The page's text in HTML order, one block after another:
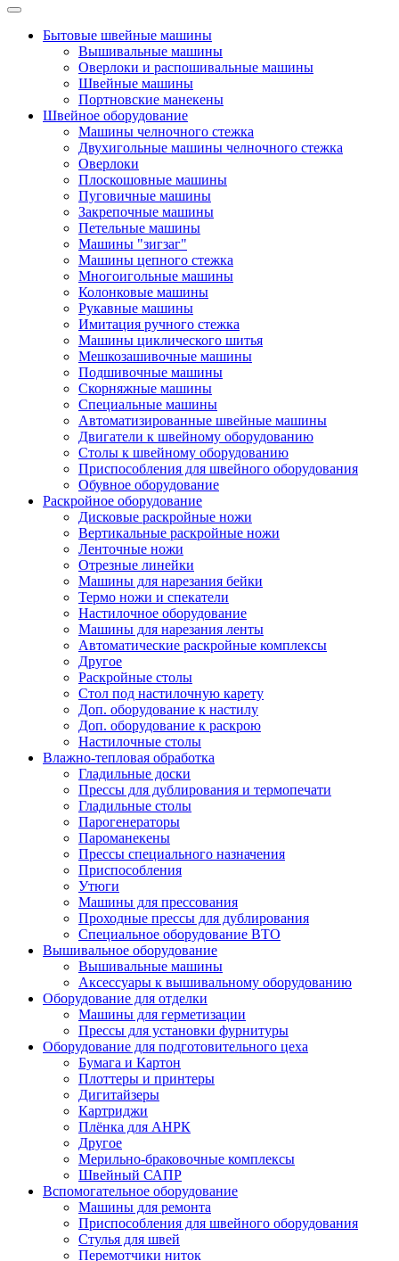
Бытовые швейные машины
Вышивальные машины
Оверлоки и распошивальные машины
Швейные машины
Портновские манекены
Швейное оборудование
Машины челночного стежка
Двухигольные машины челночного стежка
Оверлоки
Плоскошовные машины
Пуговичные машины
Закрепочные машины
Петельные машины
Машины "зигзаг"
Машины цепного стежка
Многоигольные машины
Колонковые машины
Рукавные машины
Имитация ручного стежка
Машины циклического шитья
Мешкозашивочные машины
Подшивочные машины
Скорняжные машины
Специальные машины
Автоматизированные швейные машины
Двигатели к швейному оборудованию
Столы к швейному оборудованию
Приспособления для швейного оборудования
Обувное оборудование
Раскройное оборудование
Дисковые раскройные ножи
Вертикальные раскройные ножи
Ленточные ножи
Отрезные линейки
Машины для нарезания бейки
Термо ножи и спекатели
Настилочное оборудование
Машины для нарезания ленты
Автоматические раскройные комплексы
Другое
Раскройные столы
Стол под настилочную карету
Доп. оборудование к настилу
Доп. оборудование к раскрою
Настилочные столы
Влажно-тепловая обработка
Гладильные доски
Прессы для дублирования и термопечати
Гладильные столы
Парогенераторы
Пароманекены
Прессы специального назначения
Приспособления
Утюги
Машины для прессования
Проходные прессы для дублирования
Специальное оборудование ВТО
Вышивальное оборудование
Вышивальные машины
Аксессуары к вышивальному оборудованию
Оборудование для отделки
Машины для герметизации
Прессы для установки фурнитуры
Оборудование для подготовительного цеха
Бумага и Картон
Плоттеры и принтеры
Дигитайзеры
Картриджи
Плёнка для АНРК
Другое
Мерильно-браковочные комплексы
Швейный САПР
Вспомогательное оборудование
Машины для ремонта
Приспособления для швейного оборудования
Стулья для швей
Перемотчики ниток